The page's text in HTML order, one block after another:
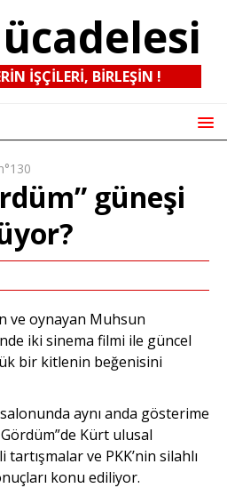
IŞÇILERI, BIRLEŞIN !
güneşi
ve oynayan Muhsun
iki sinema filmi ile güncel
bir kitlenin beğenisini
aynı anda gösterime
Kürt ulusal
ve PKK’nin silahlı
konu ediliyor.